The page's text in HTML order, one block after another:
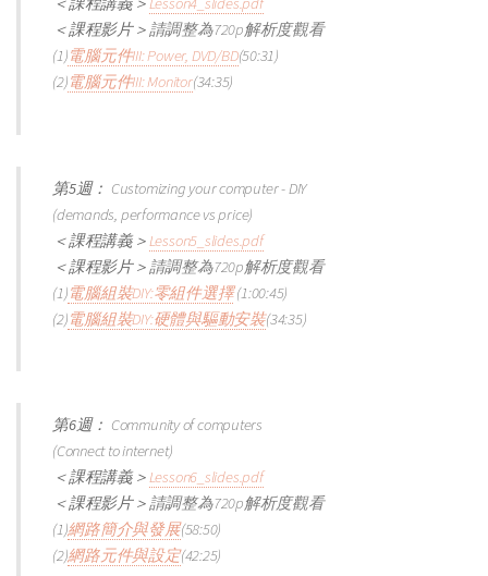
＜課程影片＞請調整為720p解析度觀看
(1)電腦元件III: Power, DVD/BD(50:31)
(2)電腦元件III: Monitor(34:35)
第5週： Customizing your computer - DIY
(demands, performance vs price)
＜課程講義＞ Lesson5_slides.pdf
＜課程影片＞請調整為720p解析度觀看
(1)電腦組裝DIY:零組件選擇(1:00:45)
(2)電腦組裝DIY:硬體與驅動安裝(34:35)
第6週： Community of computers
(Connect to internet)
＜課程講義＞Lesson6_slides.pdf
＜課程影片＞請調整為720p解析度觀看
(1)網路簡介與發展(58:50)
(2)網路元件與設定(42:25)